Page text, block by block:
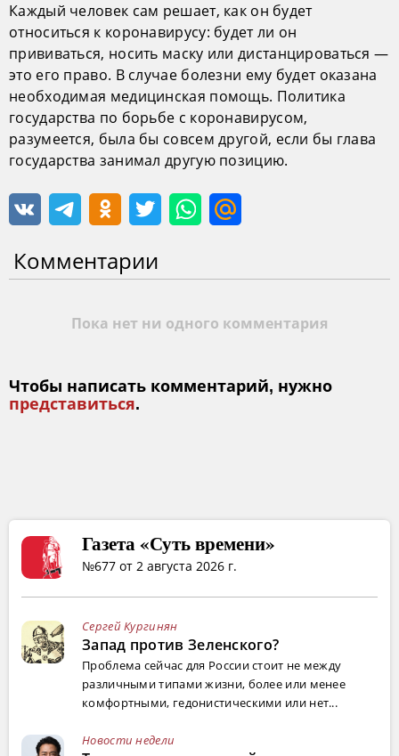
Каждый человек сам решает, как он будет
относиться к коронавирусу: будет ли он
прививаться, носить маску или дистанцироваться —
это его право. В случае болезни ему будет оказана
необходимая медицинская помощь. Политика
государства по борьбе с коронавирусом,
разумеется, была бы совсем другой, если бы глава
государства занимал другую позицию.
Комментарии
Пока нет ни одного комментария
Чтобы написать комментарий, нужно
представиться.
Газета «Суть времени»
№677 от 2 августа 2026 г.
Сергей Кургинян
Запад против Зеленского?
Проблема сейчас для России стоит не между
различными типами жизни, более или менее
комфортными, гедонистическими или нет...
Новости недели